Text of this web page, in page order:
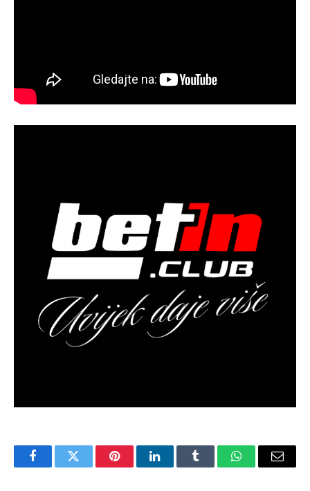
FacebookTwitter PinterestLinkedInTumblr WhatsAppEmail